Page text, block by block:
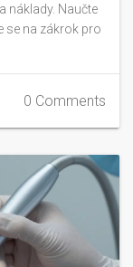
náklady. Naučte
se na zákrok pro
0 Comments